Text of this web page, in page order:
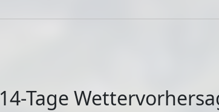
14-Tage